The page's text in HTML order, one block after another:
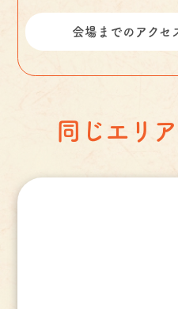
会場までのアクセ
同じエリ